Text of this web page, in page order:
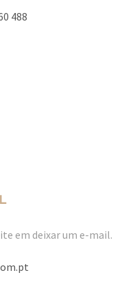
488
em deixar um e-mail.